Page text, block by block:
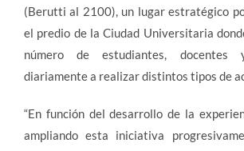
(Berutti al 2100), un lugar estratégico
el predio de la Ciudad Universitaria
número de estudiantes, docentes
diariamente a realizar distintos tipos de
“En función del desarrollo de la
ampliando esta iniciativa